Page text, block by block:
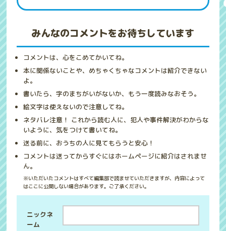
みんなのコメントをお待ちしています
コメントは、心をこめてかいてね。
本に関係ないことや、めちゃくちゃなコメントは紹介できない
よ。
書いたら、字のまちがいがないか、もう一度読みなおそう。
絵文字は使えないので注意してね。
ネタバレ注意！ これから読む人に、犯人や事件解決がわからな
いように、気をつけて書いてね。
送る前に、おうちの人に見てもらうと安心！
コメントは送ってからすぐにはホームページに紹介はされませ
ん。
※いただいたコメントはすべて編集部で読ませていただきますが、内容によって
はここに公開しない場合があります。ご了承ください。
ニックネ
ーム